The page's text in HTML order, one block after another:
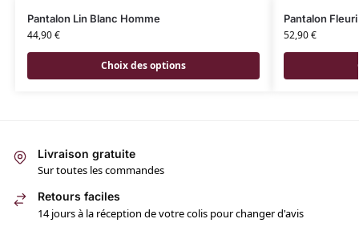
Pantalon Lin Blanc Homme
44,90€
Choix des options
Pantalon
52,90€
Livraison gratuite
Sur toutes les commandes
Retours faciles
14 jours à la réception de votre colis pour changer d'avis